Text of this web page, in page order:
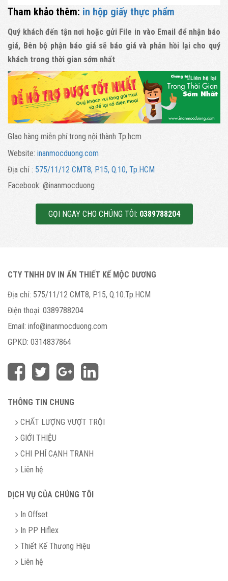
Tham khảo thêm: in hộp giấy thực phẩm
Quý khách đến tận nơi hoặc gửi File in vào Email để nhận báo
giá, Bên bộ phận báo giá sẽ báo giá và phản hồi lại cho quý
khách trong thời gian sớm nhất
GIao hàng miễn phí trong nội thành Tp.hcm
Website: inanmocduong.com
Địa chỉ : 575/11/12 CMT8, P.15, Q.10, Tp.HCM
Facebook: @inanmocduong
GỌI NGAY CHO CHÚNG TÔI: 0389788204
CTY TNHH DV IN ẤN THIẾT KẾ MỘC DƯƠNG
Địa chỉ: 575/11/12 CMT8, P.15, Q.10.Tp.HCM
Điện thoại: 0389788204
Email: info@inanmocduong.com
GPKD: 0314837864
THÔNG TIN CHUNG
CHẤT LƯỢNG VƯỢT TRỘI
GIỚI THIỆU
CHI PHÍ CẠNH TRANH
Liên hệ
DỊCH VỤ CỦA CHÚNG TÔI
In Offset
In PP Hiflex
Thiết Kế Thương Hiệu
Liên hệ